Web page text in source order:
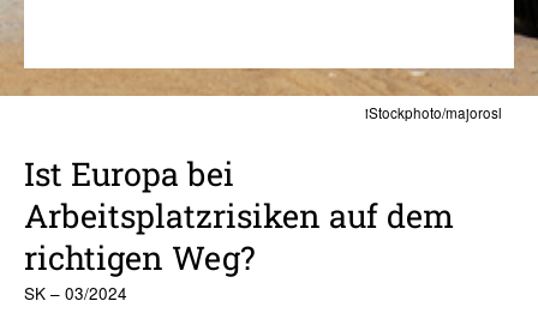
iStockphoto/majorosl
Ist Europa bei
Arbeitsplatzrisiken auf dem
richtigen Weg?
SK – 03/2024